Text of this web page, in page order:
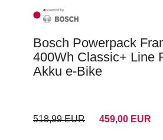
Bosch Powerpack
400Wh Classic+ Line
Akku e-Bike
518,99 EUR 459,00 EUR